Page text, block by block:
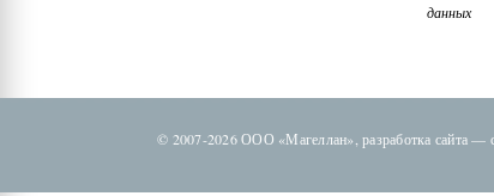
данных
© 2007-2026 ООО «Магеллан», разработка сайта —